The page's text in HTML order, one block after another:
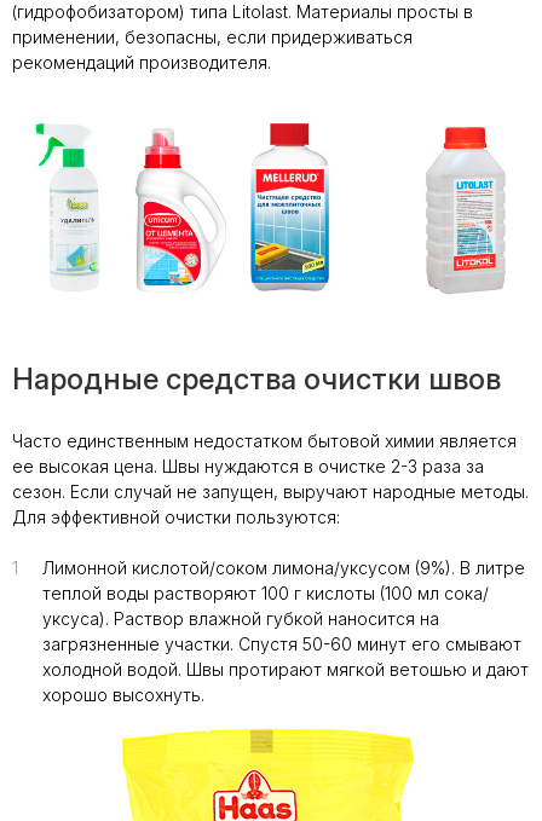
(гидрофобизатором) типа Litolast. Материалы просты в
применении, безопасны, если придерживаться
рекомендаций производителя.
Народные средства очистки швов
Часто единственным недостатком бытовой химии является
ее высокая цена. Швы нуждаются в очистке 2-3 раза за
сезон. Если случай не запущен, выручают народные методы.
Для эффективной очистки пользуются:
Лимонной кислотой/соком лимона/уксусом (9%). В литре
теплой воды растворяют 100 г кислоты (100 мл сока/
уксуса). Раствор влажной губкой наносится на
загрязненные участки. Спустя 50-60 минут его смывают
холодной водой. Швы протирают мягкой ветошью и дают
хорошо высохнуть.
1